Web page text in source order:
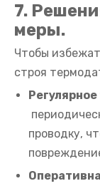
7.
меры.
Чтобы
строя
проводку,